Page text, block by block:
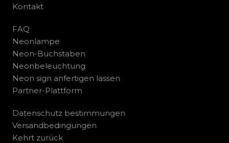
Kontakt
FAQ
Neonlampe
Neon-Buchstaben
Neonbeleuchtung
Neon sign anfertigen lassen
Partner-Plattform
Datenschutz bestimmungen
Versandbedingungen
Kehrt zurück